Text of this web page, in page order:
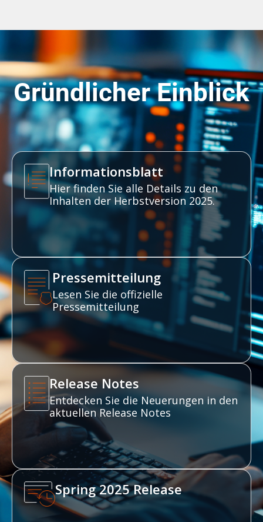
Gründlicher Einblick
Informationsblatt
Hier finden Sie alle Details zu den
Inhalten der Herbstversion 2025.
Pressemitteilung
Lesen Sie die offizielle
Pressemitteilung
Release Notes
Entdecken Sie die Neuerungen in den
aktuellen Release Notes
Spring 2025 Release